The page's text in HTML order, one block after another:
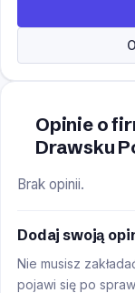
Opinie o
Drawsku
Brak opinii.
Dodaj swoją
Nie musisz
pojawi się po